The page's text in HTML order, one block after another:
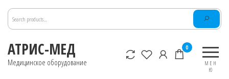
содержимому
АТРИС-МЕД
Медицинское оборудование
МЕН
Ю
0